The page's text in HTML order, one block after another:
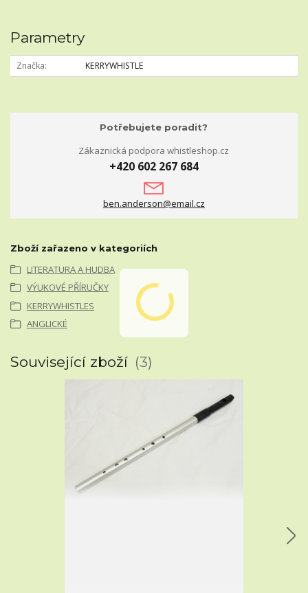
Parametry
Značka KERRYWHISTLE
Potřebujete poradit?
Zákaznická podpora whistleshop.cz
+420 602 267 684
ben.anderson@email.cz
Zboží zařazeno v kategoriích
LITERATURA A HUDBA
VÝUKOVÉ PŘÍRUČKY
KERRYWHISTLES
ANGLICKÉ
Související zboží 3